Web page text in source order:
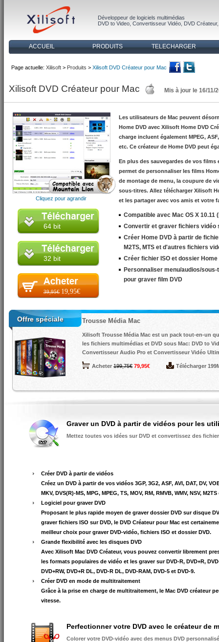
Développeur de logiciels multimédias
DVD to Video Convertisseur Vidéo DVD Créateur
ACCUEIL PRODUITS TELECHARGER
Page actuelle: Xilisoft > Produits > Xilisoft DVD Créateur pour Mac
Xilisoft DVD Créateur pour Mac Mis à jour le 16/11/
Cliquez pour agrandir
64 bit
32 bit
39,95€ 19,95€
Les utilisateurs de Mac peuvent
Home DVD avec Xilisoft Home DVD
charge incluent également MPEG, ASF,
etc. Ce créateur de Home DVD peut
En plus des sauvegardes de vos films
permet de personnaliser les films
de montage de menu, la coupure de
sous-titres. Allez télécharger Xilisoft
et les partager avec vos amis et votre
Compatible avec Mac OS X 10.11
Convertir et graver fichiers vidéo
Créer Home DVD à partir de
M2TS, MTS et d'autres fichiers
Créer fichier ISO et dossier
Personnaliser menu/audios/
pour graver film DVD
Offre spéciale Trousse Média Mac
Xilisoft Trousse Média Mac est un pack tout-en-un
les fichiers multimédias et DVD sous Mac: DVD to
Convertisseur Audio Pro et Convertisseur Vidéo
Acheter 199,75€ 79,95€ Télécharger
Graver un DVD à partir de vidéos pour les
Mettez toutes vos idées sur DVD et convertissez des
Créer DVD à partir de vidéos
Créez un DVD à partir de vos vidéos 3GP, 3G2, ASF, AVI, DAT, DV,
MKV, DVS(R)-MS, MPG, MPEG, TS, MOV, RM, RMVB, WMV, NSV, M2TS
Logiciel pour graver DVD
Proposant le plus rapide moyen de graver dossier DVD sur disque
graver fichiers ISO sur DVD, le DVD Créateur pour Mac est
meilleur choix pour graver DVD-vidéo, fichiers ISO et dossier DVD.
Grande flexibilité avec les disques DVD
Avec Xilisoft Mac DVD Créateur, vous pouvez convertir librement
les formats populaires de vidéo et les graver sur DVD-R, DVD+R,
DVD+RW, DVD+R DL, DVD-R DL, DVD-RAM, DVD-5 et DVD-9.
Créer DVD en mode de multitraitement
Grâce à la prise en charge de multitraitement, le Mac DVD créateur
vitesse.
Perfectionner votre DVD avec le créateur de
Colorer votre DVD-vidéo avec des menus DVD